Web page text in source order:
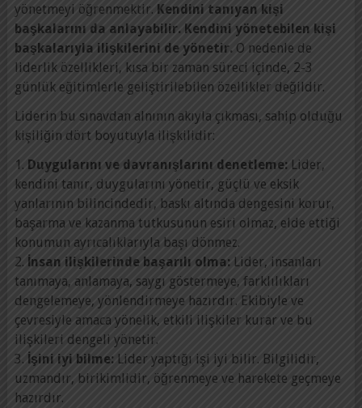
yönetmeyi öğrenmektir. Kendini tanıyan kişi
başkalarını da anlayabilir. Kendini yönetebilen kişi
başkalarıyla ilişkilerini de yönetir.O nedenle de
liderlik özellikleri, kısa bir zaman süreci içinde, 2-3
günlük eğitimlerle geliştirilebilen özellikler değildir.
Liderin bu sınavdan alnının akıyla çıkması, sahip olduğu
kişiliğin dört boyutuyla ilişkilidir:
1. Duygularını ve davranışlarını denetleme:Lider,
kendini tanır, duygularını yönetir, güçlü ve eksik
yanlarının bilincindedir, baskı altında dengesini korur,
başarma ve kazanma tutkusunun esiri olmaz, elde ettiği
konumun ayrıcalıklarıyla başı dönmez.
2. İnsan ilişkilerinde başarılı olma:Lider, insanları
tanımaya, anlamaya, saygı göstermeye, farklılıkları
dengelemeye, yönlendirmeye hazırdır. Ekibiyle ve
çevresiyle amaca yönelik, etkili ilişkiler kurar ve bu
ilişkileri dengeli yönetir.
3. İşini iyi bilme:Lider yaptığı işi iyi bilir. Bilgilidir,
uzmandır, birikimlidir, öğrenmeye ve harekete geçmeye
hazırdır.